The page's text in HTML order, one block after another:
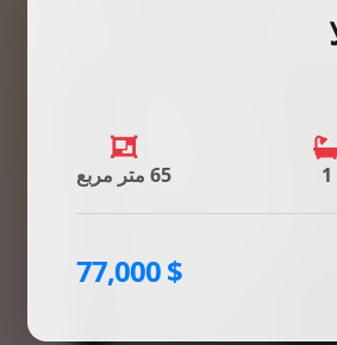
1 65 متر مربع
$ 77,000